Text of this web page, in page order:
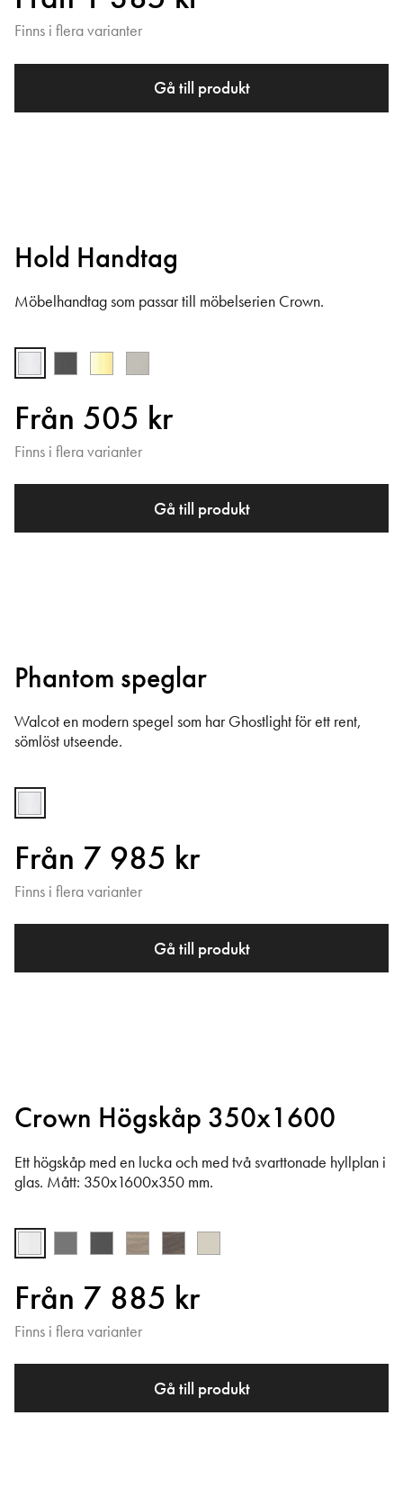
Finns i flera varianter
Gå till produkt
Hold Handtag
Möbelhandtag som passar till möbelserien Crown.
Från 505 kr
Finns i flera varianter
Gå till produkt
Phantom speglar
Walcot en modern spegel som har Ghostlight för ett rent,
sömlöst utseende.
Från 7 985 kr
Finns i flera varianter
Gå till produkt
Crown Högskåp 350x1600
Ett högskåp med en lucka och med två svarttonade hyllplan i
glas. Mått: 350x1600x350 mm.
Från 7 885 kr
Finns i flera varianter
Gå till produkt